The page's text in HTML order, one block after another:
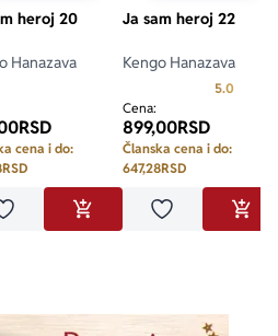
heroj 20
Hanazava
RSD
cena i do:
RSD
Dodaj u omiljeneDODAJ U KORPU
Ja sam heroj 22
Kengo Hanazava
5.0
Cena:
899,00RSD
Članska cena i do:
647,28RSD
Dodaj u